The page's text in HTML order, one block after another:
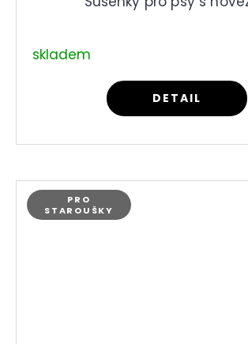
skladem
DETAIL
PRO
STAROUŠKY